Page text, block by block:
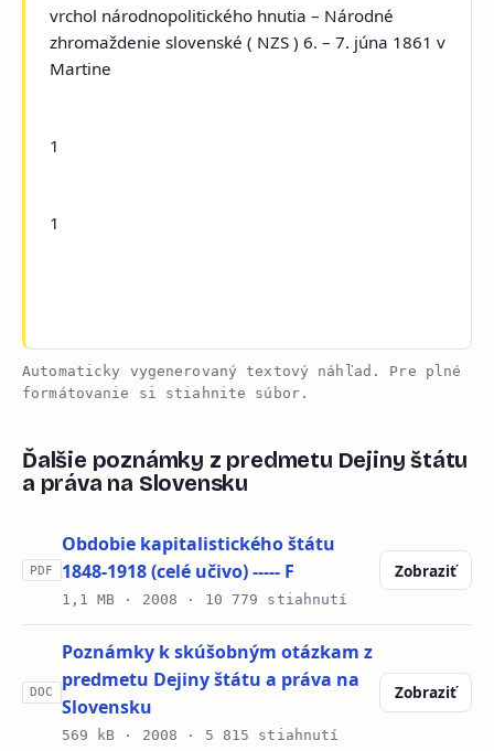
vrchol národnopolitického hnutia – Národné
zhromaždenie slovenské ( NZS )6. – 7. júna 1861 v
Martine
1
1
Automaticky vygenerovaný textový náhľad. Pre plné
formátovanie si stiahnite súbor.
Ďalšie poznámky z predmetu Dejiny štátu
a práva na Slovensku
PDF
Obdobie kapitalistického štátu
1848-1918 (celé učivo) ----- F
1,1 MB · 2008 · 10 779 stiahnutí
Zobraziť
DOC
Poznámky k skúšobným otázkam z
predmetu Dejiny štátu a práva na
Slovensku
569 kB · 2008 · 5 815 stiahnutí
Zobraziť